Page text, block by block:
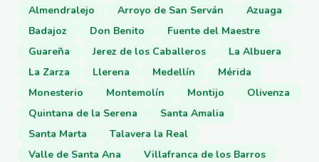
Almendralejo Arroyo de San Serván
Azuaga
Badajoz
Don Benito
Fuente del Maestre
Guareña
Jerez de los Caballeros
La Albuera
La Zarza
Llerena Medellín
Mérida
Monesterio
Montemolín Montijo
Olivenza
Quintana de la Serena
Santa Amalia
Santa Marta
Talavera la Real
Valle de Santa Ana
Villafranca de los Barros